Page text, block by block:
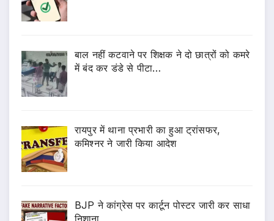
बाल नहीं कटवाने पर शिक्षक ने दो छात्रों को कमरे
में बंद कर डंडे से पीटा…
रायपुर में थाना प्रभारी का हुआ ट्रांसफर,
कमिश्नर ने जारी किया आदेश
BJP ने कांग्रेस पर कार्टून पोस्टर जारी कर साधा
निशाना